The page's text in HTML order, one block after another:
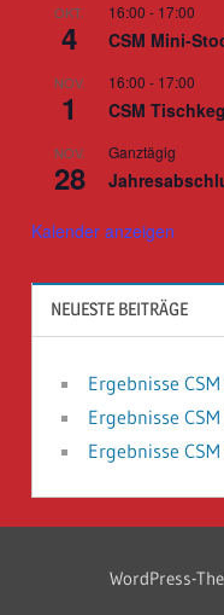
OKT.
4
16:00 - 17:00
CSM Mini-
NOV.
1
16:00 - 17:00
CSM
NOV.
28
Ganztägig
Kalender anzeigen
NEUESTE BEITRÄGE
Ergebnisse
Ergebnisse
Ergebnisse
WordPress-